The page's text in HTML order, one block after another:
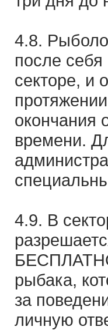
4.8.
после
секторе, и
окончания
времени.
4.9. В
рыбака,
за
личную